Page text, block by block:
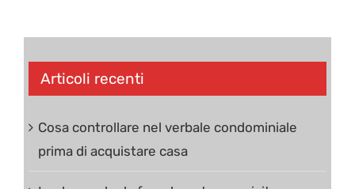
Articoli recenti
Cosa controllare nel verbale condominiale
prima di acquistare casa